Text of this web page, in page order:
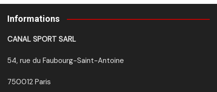
Informations
CANAL SPORT SARL
54, rue du Faubourg-Saint-Antoine
750012 Paris